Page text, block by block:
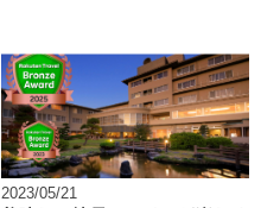
2023/05/21